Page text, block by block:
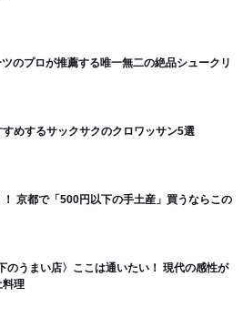
のプロが推薦する唯一無二の絶品シュークリ
めするサックサクのクロワッサン5選
京都で「500円以下の手土産」買うならこの
のうまい店〉ここは通いたい！ 現代の感性が
料理